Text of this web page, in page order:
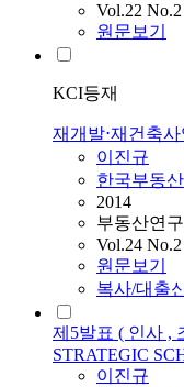
Vol.22 No.2
원문보기
KCI등재
재개발⋅재건축
이진규
한국부동
2014
부동산연구
Vol.24 No.2
원문보기
복사/대출
제5발표 ( 인사 ,
STRATEGIC
이진규